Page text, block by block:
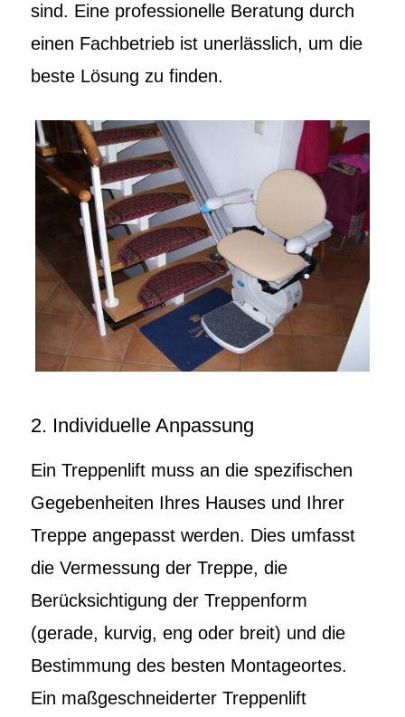
sind. Eine professionelle Beratung durch
einen Fachbetrieb ist unerlässlich, um die
beste Lösung zu finden.
2. Individuelle Anpassung
Ein Treppenlift muss an die spezifischen
Gegebenheiten Ihres Hauses und Ihrer
Treppe angepasst werden. Dies umfasst
die Vermessung der Treppe, die
Berücksichtigung der Treppenform
(gerade, kurvig, eng oder breit) und die
Bestimmung des besten Montageortes.
Ein maßgeschneiderter Treppenlift